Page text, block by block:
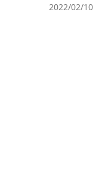
2022/02/10